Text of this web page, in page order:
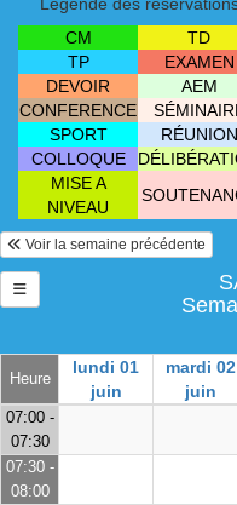
CM
TD
TP
EXAMEN
DEVOIR
AEM
CONFERENCE
SPORT
RÉUNION
COLLOQUE
MISE A
NIVEAU
Voir la semaine précédente
Heure
lundi 01
juin
mardi 02
juin
07:00 -
07:30
07:30 -
08:00